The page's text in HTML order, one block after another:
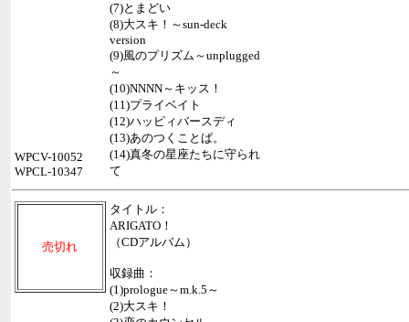
(7)とまどい
(8)大スキ！～sun-deck
version
(9)風のプリズム～unplugged
～
(10)NNNN～キッス！
(11)プライベイト
(12)ハッピィバースディ
(13)あのつくことば。
(14)真冬の星座たちに守られ
て
WPCV-10052
WPCL-10347
売切れ
タイトル：
ARIGATO！
（CDアルバム）
収録曲：
(1)prologue～m.k.5～
(2)大スキ！